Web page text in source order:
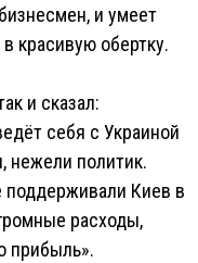
и умеет
красивую обертку.
и сказал:
себя с Украиной
нежели политик.
Киев в
расходы,
прибыль».